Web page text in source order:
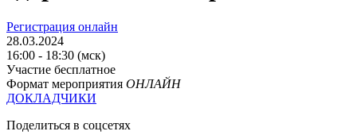
Регистрация онлайн
28.03.2024
16:00 - 18:30 (мск)
Участие бесплатное
Формат мероприятия ОНЛАЙН
ДОКЛАДЧИКИ
Поделиться в соцсетях